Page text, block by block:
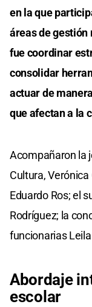
en la que
áreas de gestión
fue coordinar
consolidar
actuar de
que afectan a la
Acompañaron la
Cultura,
Eduardo Ros; el
Rodríguez; la
funcionarias
Abordaje
escolar